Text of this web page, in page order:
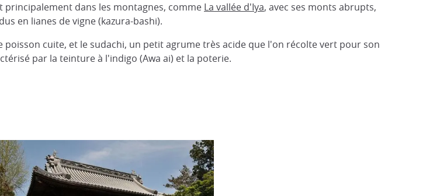
dans les montagnes, comme La vallée d'Iya, avec ses monts abrupts,
en lianes de vigne (kazura-bashi).
poisson cuite, et le sudachi, un petit agrume très acide que l'on récolte vert pour son
par la teinture à l'indigo (Awa ai) et la poterie.